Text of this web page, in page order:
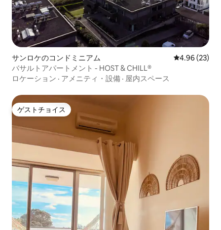
サンロケのコンドミニアム レビュー23
4.96 (23)
バサルトアパートメント - HOST & CHILL®
ロケーション · アメニティ・設備 · 屋内スペース
ゲストチョイス
ゲストチョイス